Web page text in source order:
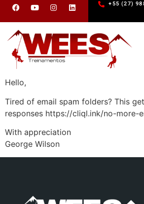
+55 (27)
Hello,
Tired of email spam folders? This
responses https://cliql.ink/no-more-
With appreciation
George Wilson